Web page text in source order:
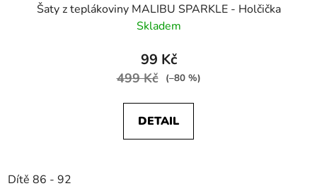
Šaty z teplákoviny MALIBU SPARKLE - Holčička
Skladem
99 Kč
499 Kč (–80 %)
DETAIL
Dítě 86 - 92